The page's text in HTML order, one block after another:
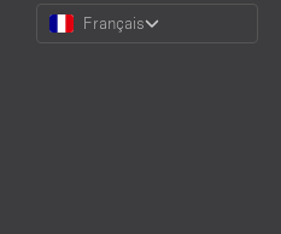
Choose
Language
Français